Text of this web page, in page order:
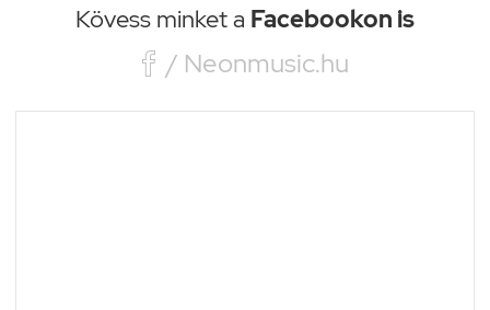
Kövess minket a Facebookon is
 / Neonmusic.hu